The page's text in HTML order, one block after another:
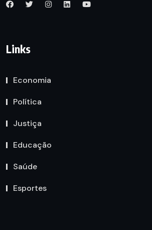
Links
Economia
Política
Justiça
Educação
Saúde
Esportes